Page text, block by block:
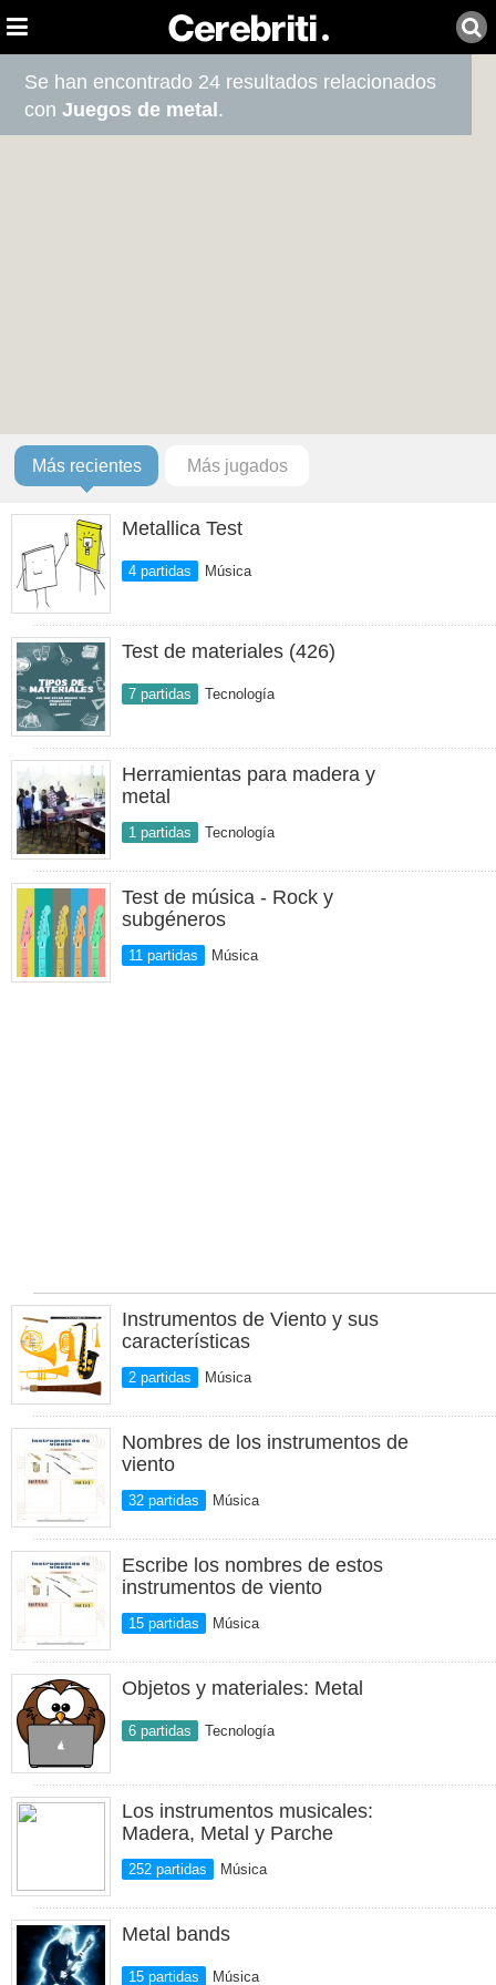
Se han encontrado 24 resultados relacionados
conJuegos de metal .
Más recientes Más jugados
Metallica Test
4 partidas Música
Test de materiales (426)
7 partidas Tecnología
Herramientas para madera y
metal
1 partidas Tecnología
Test de música - Rock y
subgéneros
11 partidas Música
Instrumentos de Viento y sus
características
2 partidas Música
Nombres de los instrumentos de
viento
32 partidas Música
Escribe los nombres de estos
instrumentos de viento
15 partidas Música
Objetos y materiales: Metal
6 partidas Tecnología
Los instrumentos musicales:
Madera, Metal y Parche
252 partidas Música
Metal bands
15 partidas Música